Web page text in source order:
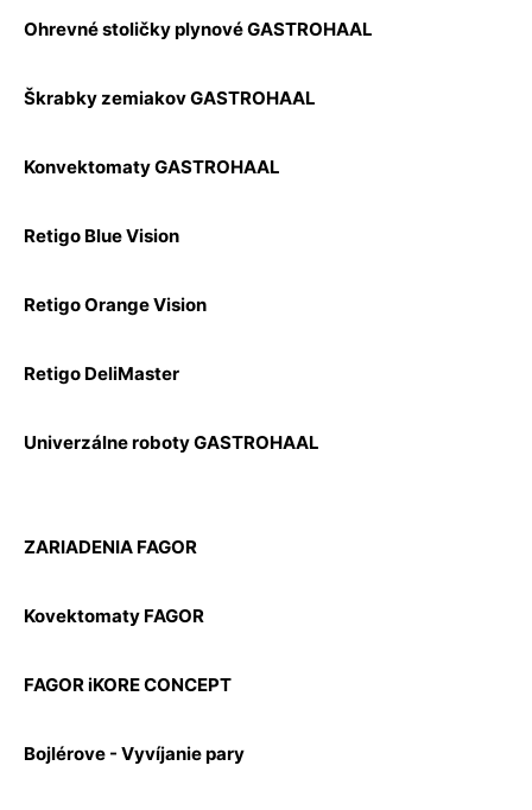
Ohrevné stoličky plynové GASTROHAAL
Škrabky zemiakov GASTROHAAL
Konvektomaty GASTROHAAL
Retigo Blue Vision
Retigo Orange Vision
Retigo DeliMaster
Univerzálne roboty GASTROHAAL
ZARIADENIA FAGOR
Kovektomaty FAGOR
FAGOR iKORE CONCEPT
Bojlérove - Vyvíjanie pary